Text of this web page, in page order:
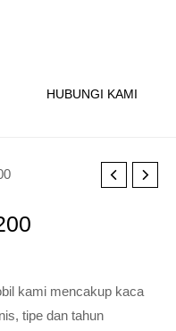
HUBUNGI KAMI
kami mencakup kaca
tipe dan tahun